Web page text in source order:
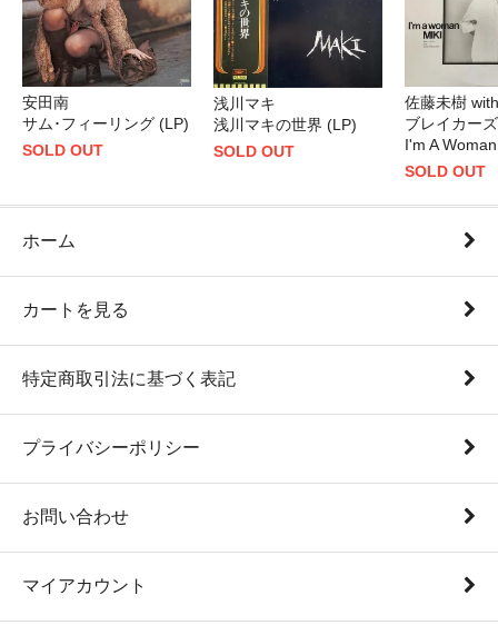
安田南
サム･フィーリング (LP)
SOLD OUT
浅川マキ
浅川マキの世界 (LP)
SOLD OUT
佐藤未樹
ブレイカーズ
I'm A
SOLD OUT
ホーム
カートを見る
特定商取引法に基づく表記
プライバシーポリシー
お問い合わせ
マイアカウント